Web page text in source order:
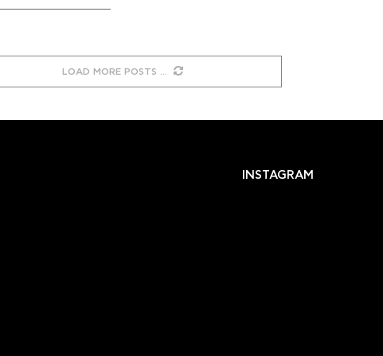
LOAD MORE POSTS
INSTAGRAM